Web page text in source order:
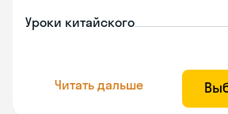
Уроки китайского
Читать дальше